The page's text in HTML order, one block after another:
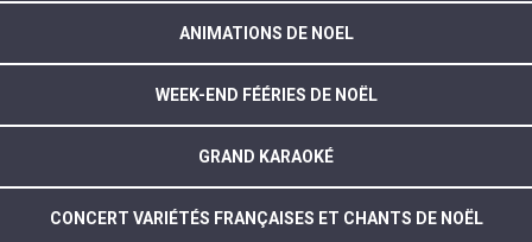
ANIMATIONS DE NOEL
WEEK-END FÉÉRIES DE NOËL
GRAND KARAOKÉ
CONCERT VARIÉTÉS FRANÇAISES ET CHANTS DE NOËL